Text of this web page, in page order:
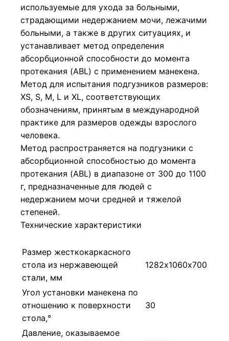
используемые для ухода за больными,
страдающими недержанием мочи, лежачими
больными, а также в других ситуациях, и
устанавливает метод определения
абсорбционной способности до момента
протекания (ABL) с применением манекена.
Метод для испытания подгузников размеров:
XS, S, М, L и XL, соответствующих
обозначениям, принятым в международной
практике для размеров одежды взрослого
человека.
Метод распространяется на подгузники с
абсорбционной способностью до момента
протекания (ABL) в диапазоне от 300 до 1100
г, предназначенные для людей с
недержанием мочи средней и тяжелой
степеней.
Технические характеристики
Размер жесткокаркасного
стола из нержавеющей
стали, мм
1282х1060х700
Угол установки манекена по
отношению к поверхности
стола,°
30
Давление, оказываемое